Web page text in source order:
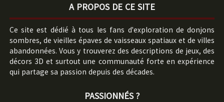
A PROPOS DE CE SITE
Ce site est dédié à tous les fans d'exploration de donjons
sombres, de vieilles épaves de vaisseaux spatiaux et de villes
abandonnées. Vous y trouverez des descriptions de jeux, des
décors 3D et surtout une communauté forte en expérience
qui partage sa passion depuis des décades.
PASSIONNÉS ?